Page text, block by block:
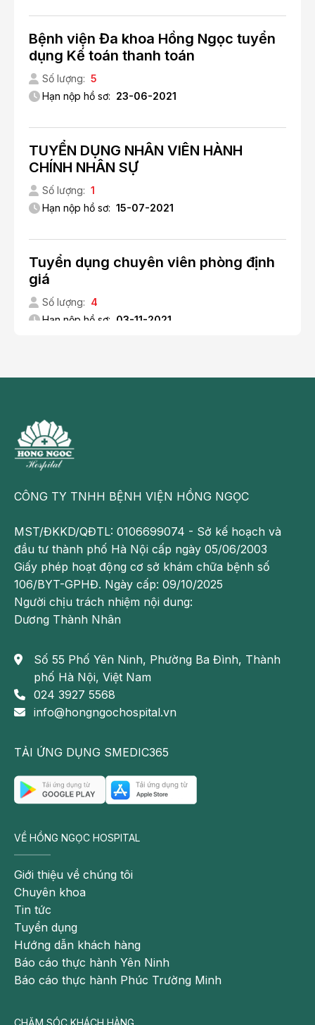
Bệnh viện Đa khoa Hồng Ngọc tuyển
dụng Kế toán thanh toán
Số lượng: 5
Hạn nộp hồ sơ: 23-06-2021
TUYỂN DỤNG NHÂN VIÊN HÀNH
CHÍNH NHÂN SỰ
Số lượng: 1
Hạn nộp hồ sơ: 15-07-2021
Tuyển dụng chuyên viên phòng định
giá
Số lượng: 4
Hạn nộp hồ sơ: 03-11-2021
Tuyển sinh Thư ký Y khoa
Bệnh viện Đa khoa Hồng Ngọc Phúc
Trường Minh tuyển dụng bác sĩ tháng
12
Hạn nộp hồ sơ: 11-09-2022
Bệnh viện Đa khoa Hồng Ngọc Phúc
Trường Minh tuyển dụng Điều dưỡng
viên
TUYỂN DỤNG ĐIỀU DƯỠNG VÀ HỘ
SINH
Hạn nộp hồ sơ:
17-04-2021
Bệnh viện Đa khoa Hồng Ngọc tuyển
Hạn nộp hồ sơ: 05-10-2020
Bệnh viện Đa khoa Hồng Ngọc tuyển
dụng Nhân viên CSKH - Telesales
Số lượng:
Hạn nộp hồ sơ:
07-04-2020
CÔNG TY TNHH BỆNH VIỆN HỒNG NGỌC
MST/ĐKKD/QĐTL: 0106699074 - Sở kế hoạch và
đầu tư thành phố Hà Nội cấp ngày 05/06/2003
Giấy phép hoạt động cơ sở khám chữa bệnh số
106/BYT-GPHĐ. Ngày cấp: 09/10/2025
Người chịu trách nhiệm nội dung:
Dương Thành Nhân
Số 55 Phố Yên Ninh, Phường Ba Đình, Thành
phố Hà Nội, Việt Nam
024 3927 5568
info@hongngochospital.vn
TẢI ỨNG DỤNG SMEDIC365
VỀ HỒNG NGỌC HOSPITAL
Giới thiệu về chúng tôi
Chuyên khoa
Tin tức
Tuyển dụng
Hướng dẫn khách hàng
Báo cáo thực hành Yên Ninh
Báo cáo thực hành Phúc Trường Minh